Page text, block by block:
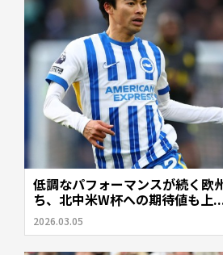
低調なパフォーマンスが続く欧
ち、北中米W杯への期待値も上
2026.03.05